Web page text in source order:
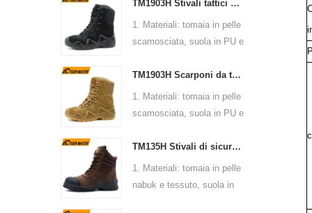
TM1903H Stivali tattici da trekking con suola in gomma antiscivolo in pelle scamosciata da montagna
1. Materiali: tomaia in pelle
scamosciata, suola in PU e
tessuto a rete
2. Taglia: 36-47
3. Puntale e suola
4. Standard: CE EN ISO
5. Funzione: antiscivolo,
TM1903H Scarponi da trekking da arrampicata per allenamento all'aperto antiscivolo in pelle scamosciata antiscivolo per uomo
1. Materiali: tomaia in pelle
scamosciata, suola in PU e
tessuto a rete
2. Taglia: 36-47
3. Puntale e suola
TM135H Stivali di sicurezza di alta qualità antiscivolo con suola in gomma resistente e punta in acciaio, a prova di foratura
1. Materiali: tomaia in pelle
nabuk e tessuto, suola in